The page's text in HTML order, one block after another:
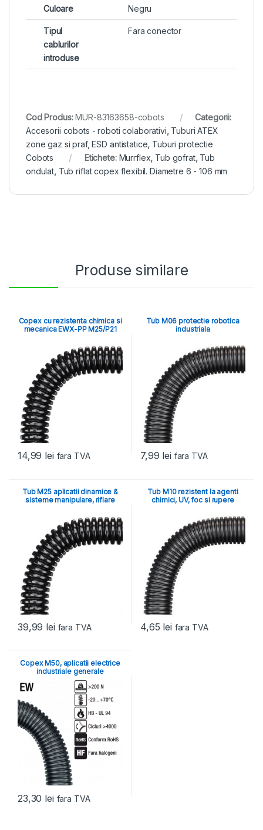
Culoare Negru
Tipul
cablurilor
introduse
Fara conector
Cod Produs:MUR-83163658-cobots
Categorii:
Accesorii cobots - roboti colaborativi, Tuburi ATEX
zone gaz si praf, ESD antistatice, Tuburi protectie
Cobots
Etichete: Murrflex, Tub gofrat, Tub
ondulat, Tub riflat copex flexibil. Diametre 6 - 106 mm
Produse similare
Copex cu rezistenta chimica si
mecanica EWX-PP M25/P21
14,99 lei fara TVA
Tub M06 protectie robotica
industriala
7,99 lei fara TVA
Tub M25 aplicatii dinamice &
sisteme manipulare, riflare
39,99 lei fara TVA
Tub M10 rezistent la agenti
chimici, UV, foc si rupere
4,65 lei fara TVA
Copex M50, aplicatii electrice
industriale generale
23,30 lei fara TVA